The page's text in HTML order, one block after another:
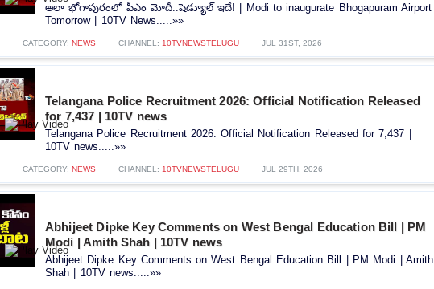
అలా భోగాపురంలో పీఎం మోదీ..షెడ్యూల్ ఇదే! | Modi to inaugurate Bhogapuram Airport
Tomorrow | 10TV News.....»»
CATEGORY: NEWS CHANNEL: 10TVNEWSTELUGU JUL 31ST, 2026
Telangana Police Recruitment 2026: Official Notification Released
for 7,437 | 10TV news
Telangana Police Recruitment 2026: Official Notification Released for 7,437 |
10TV news.....»»
CATEGORY: NEWS CHANNEL: 10TVNEWSTELUGU JUL 29TH, 2026
Abhijeet Dipke Key Comments on West Bengal Education Bill | PM
Modi | Amith Shah | 10TV news
Abhijeet Dipke Key Comments on West Bengal Education Bill | PM Modi | Amith
Shah | 10TV news.....»»